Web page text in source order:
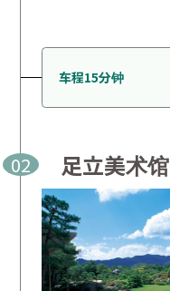
车程15分钟
02 足立美术馆